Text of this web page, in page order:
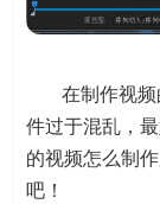
在制作视频
件过于混乱，
的视频怎么制
吧！